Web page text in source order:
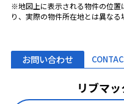
※地図上に表示される物件の位置
り、実際の物件所在地とは異なる
お問い合わせ
リブマ